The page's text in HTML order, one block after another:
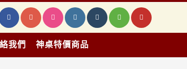
我們 神桌特價商品